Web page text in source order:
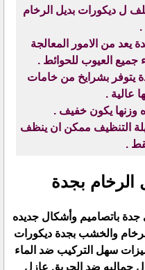
ل ديكورات بديل الرخام
.
يعد من الامور المعالجة
العيوب للحوائط .
يتوفر بشرايخ من خامات
عالية .
التنظيف ممكن ان ينظف
.
الرخام بجدة
جدة باتصاميم وأشكال جديده
والخشب بجدة ديكورات
سهل التركيب ضد الماء
جماليه ضد الحريق عازل